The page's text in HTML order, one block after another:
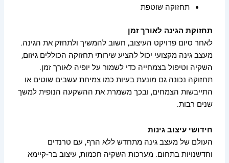
תחזוקה שוטפת
תחזוקת הגינה לאורך זמן
לאחר סיום פרויקט העיצוב, חשוב להמשיך ולתחזק את הגינה.
מעצב גינה מקצועי יכול להציע שירותי תחזוקה הכוללים גיזום,
השקיה וטיפול בצמחייה כדי לשמור על יופיה לאורך זמן.
תחזוקה נכונה גם מונעת בעיות כמו צמיחת עשבים שוטים או
התייבשות הצמחים, ובכך משמרת את ההשקעה הנופית למשך
שנים רבות.
חידושי עיצוב גינות
העולם של מעצב גינה מתחדש ללא הרף, עם טרנדים
וחדשנויות בתחום. מערכות השקיה חכמות, עיצוב בר-קיימא